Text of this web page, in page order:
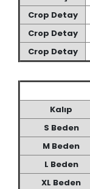
Crop Detay
Crop Detay
Crop Detay
Kalıp
S Beden
M Beden
L Beden
XL Beden